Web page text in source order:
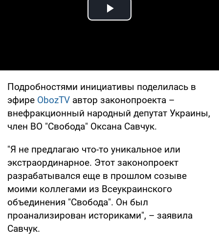
Play Video
Подробностями инициативы поделилась в
эфире ObozTV автор законопроекта –
внефракционный народный депутат Украины,
член ВО "Свобода" Оксана Савчук.
"Я не предлагаю что-то уникальное или
экстраординарное. Этот законопроект
разрабатывался еще в прошлом созыве
моими коллегами из Всеукраинского
объединения "Свобода". Он был
проанализирован историками", – заявила
Савчук.